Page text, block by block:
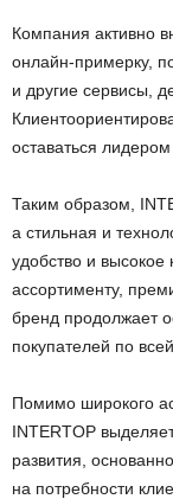
Компания активно
онлайн-примерку,
и другие сервисы,
оставаться
Таким образом,
а стильная и
удобство и
ассортименту,
бренд продолжает
покупателей по
Помимо широкого
INTERTOP
развития,
на потребности